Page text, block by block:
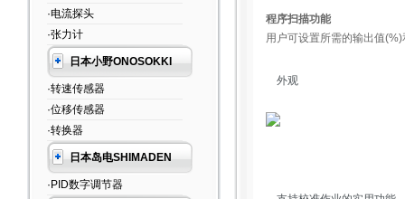
·电流探头
·张力计
日本小野ONOSOKKI
·转速传感器
·位移传感器
·转换器
日本岛电SHIMADEN
·PID数字调节器
程序扫描功能
用户可设置所需的输出值
外观